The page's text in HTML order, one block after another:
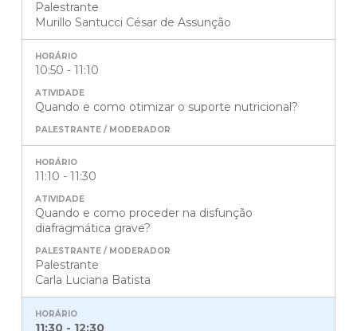
Palestrante
Murillo Santucci César de Assunção
10:50 - 11:10
Quando e como otimizar o suporte nutricional?
11:10 - 11:30
Quando e como proceder na disfunção
diafragmática grave?
Palestrante
Carla Luciana Batista
11:30 - 12:30